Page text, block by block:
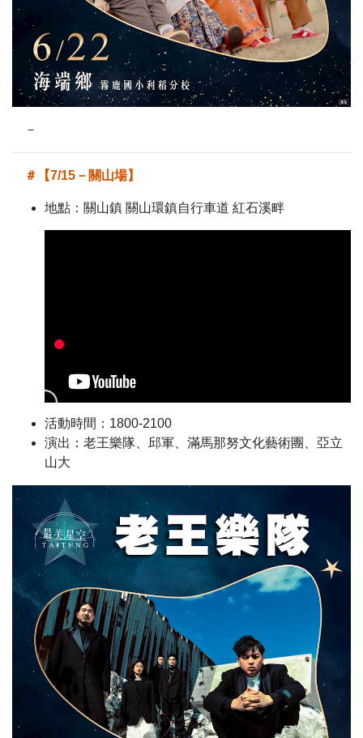
－
＃【7/15－關山場】
地點：關山鎮 關山環鎮自行車道 紅石溪畔
活動時間：1800-2100
演出：老王樂隊、邱軍、滿馬那努文化藝術團、亞立
山大